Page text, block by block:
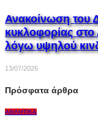
Ανακοίνωση
κυκλοφορίας
λόγω υψηλού
13/07/2026
Πρόσφατα άρθρα
ΑΘΛΗΤΙΚΆ